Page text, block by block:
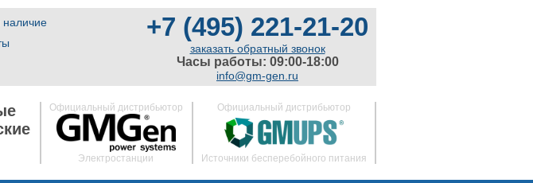
+7 (495) 221-21-20
заказать обратный звонок
Часы работы: 09:00-18:00
info@gm-gen.ru
Официальный дистрибьютор
Электростанции
Официальный дистрибьютор
Источники бесперебойного питания